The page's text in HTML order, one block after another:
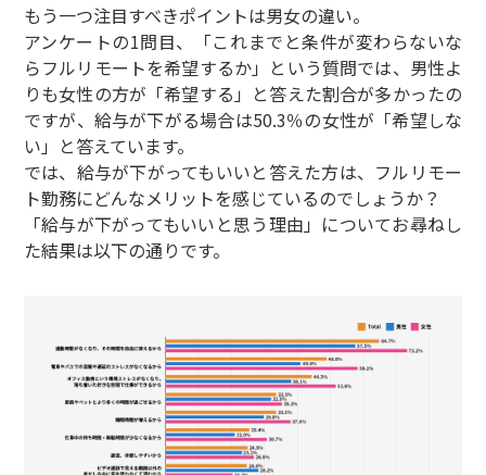
もう一つ注目すべきポイントは男女の違い。
アンケートの1問目、「これまでと条件が変わらないな
らフルリモートを希望するか」という質問では、男性よ
りも女性の方が「希望する」と答えた割合が多かったの
ですが、給与が下がる場合は50.3％の女性が「希望しな
い」と答えています。
では、給与が下がってもいいと答えた方は、フルリモー
ト勤務にどんなメリットを感じているのでしょうか？
「給与が下がってもいいと思う理由」についてお尋ねし
た結果は以下の通りです。